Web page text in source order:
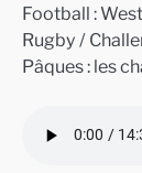
Football :
Rugby /
Pâques : les